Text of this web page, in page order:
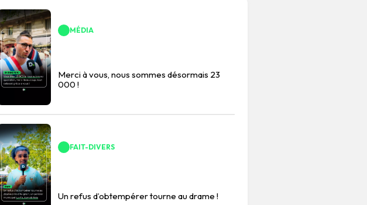
MÉDIA
Merci à vous, nous sommes désormais 23
000 !
FAIT-DIVERS
Un refus d’obtempérer tourne au drame !